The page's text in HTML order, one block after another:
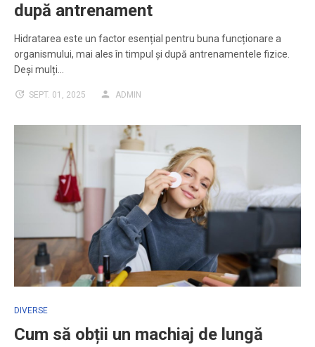
după antrenament
Hidratarea este un factor esențial pentru buna funcționare a
organismului, mai ales în timpul și după antrenamentele fizice.
Deși mulți…
SEPT. 01, 2025 ADMIN
DIVERSE
Cum să obții un machiaj de lungă